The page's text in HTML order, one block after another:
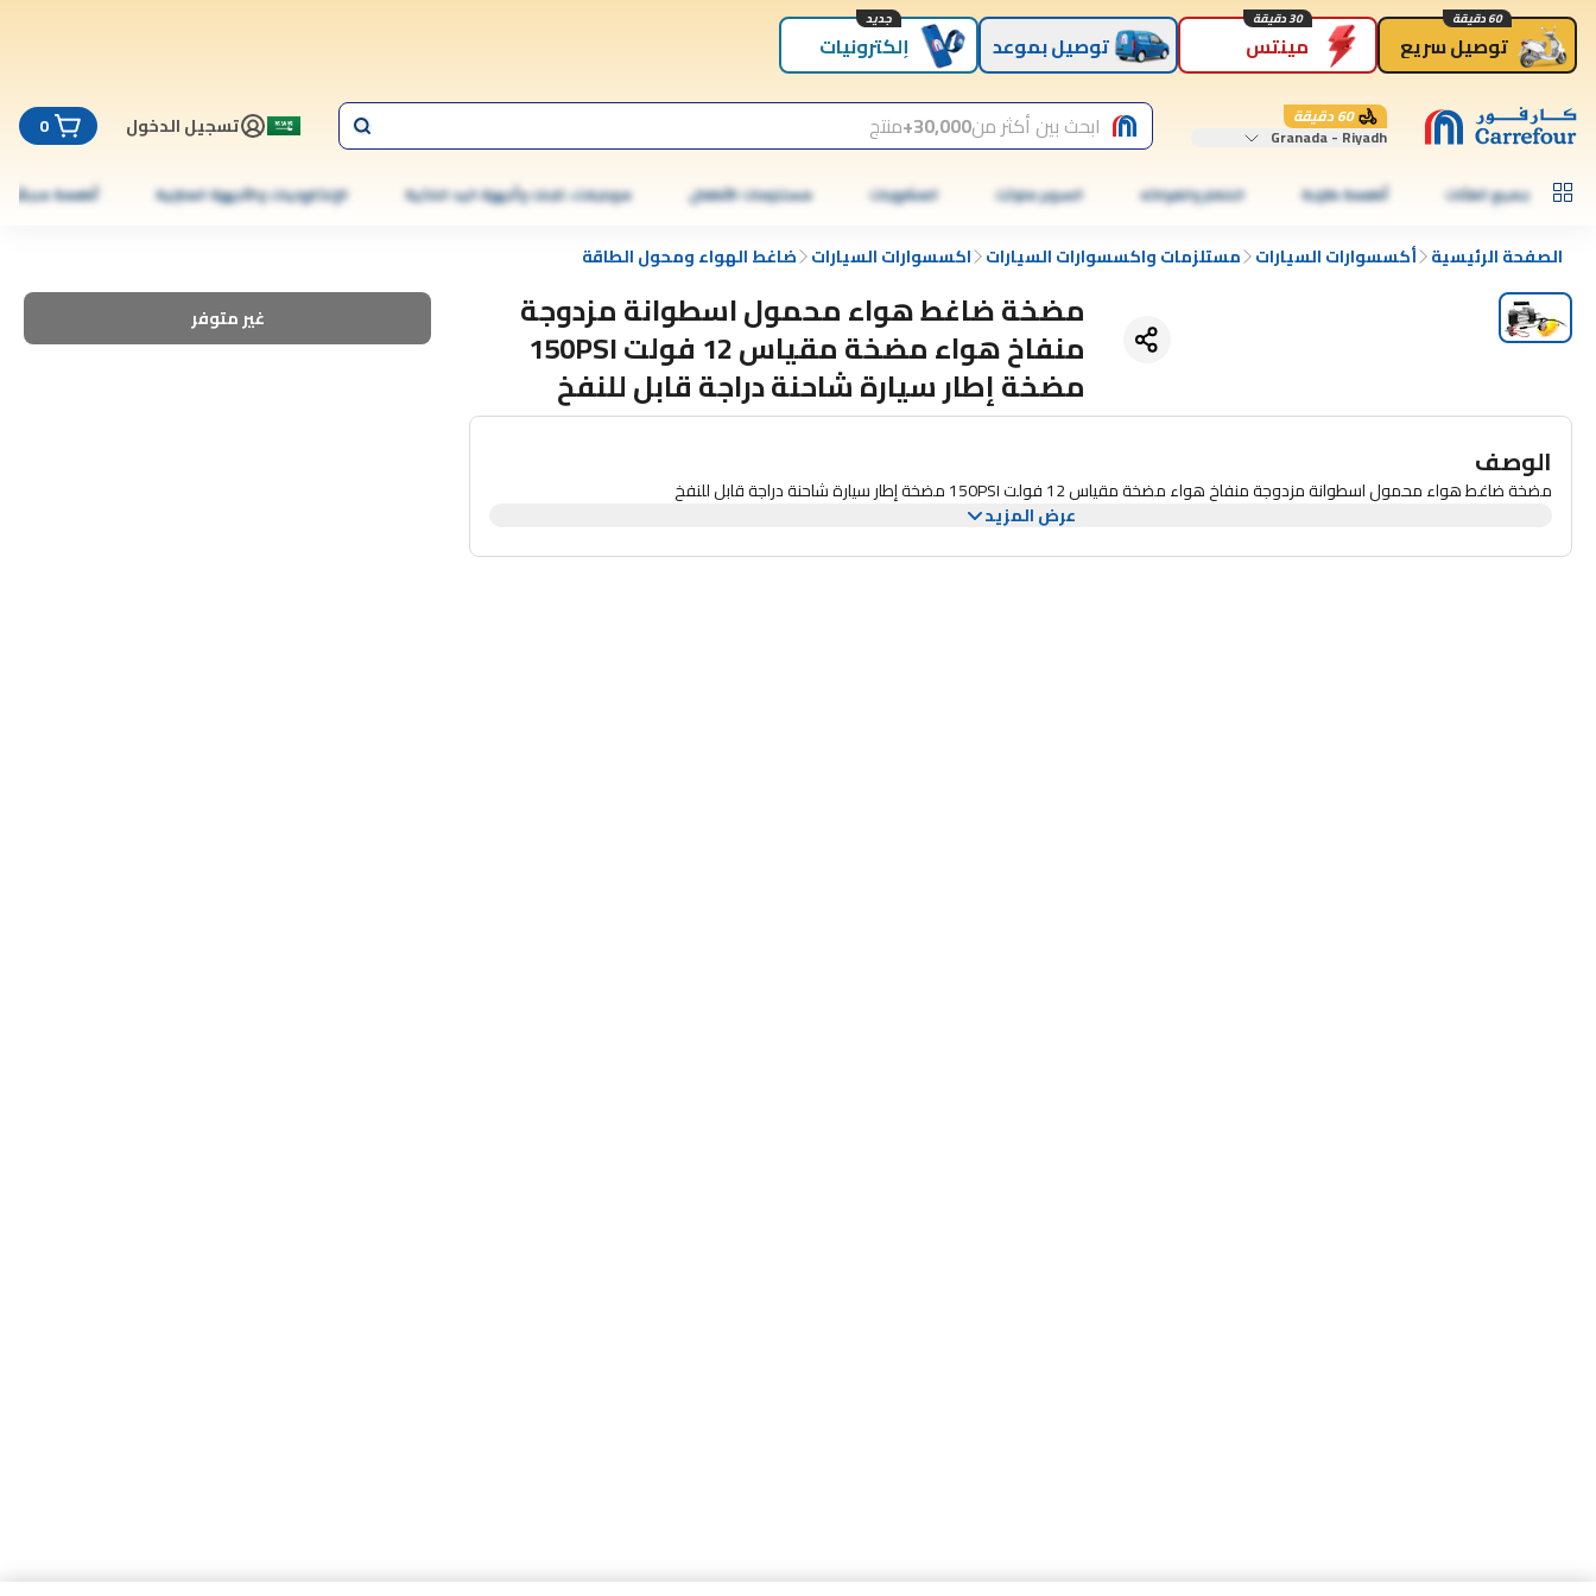
توصيل سريع
60 دقيقة
مينتس
30 دقيقة
توصيل بموعد إلكترونيات
جديد
60 دقيقة
Granada - Riyadh ابحث بين أكثر من30,000+ منتج تسجيل الدخول 0
جميع الفئات أطعمة طازجة الخضار والفواكه السوبر ماركت المشروبات مستلزمات الأطفال موبايلات، تابلت وأجهزة اليد الذكية الإلكترونيات والأجهزة المنزلية أطعمة مجمّدة
الصفحة الرئيسية أكسسوارات السيارات مستلزمات واكسسوارات السيارات اكسسوارات السيارات ضاغط الهواء ومحول الطاقة
مضخة ضاغط هواء محمول اسطوانة مزدوجة
منفاخ هواء مضخة مقياس 12 فولت 150PSI
مضخة إطار سيارة شاحنة دراجة قابل للنفخ
غير متوفر
الوصف
مضخة ضاغط هواء محمول اسطوانة مزدوجة منفاخ هواء مضخة مقياس 12 فولت 150PSI مضخة إطار سيارة شاحنة دراجة قابل للنفخ
عرض المزيد